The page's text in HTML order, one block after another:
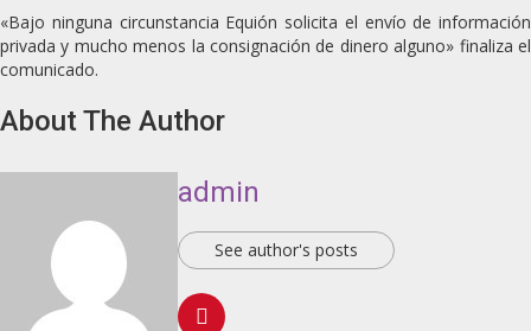
«Bajo ninguna circunstancia Equión solicita el envío de información
privada y mucho menos la consignación de dinero alguno» finaliza el
comunicado.
About The Author
admin
See author's posts